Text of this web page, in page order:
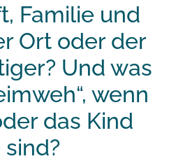
Familie und
Ort oder der
Und was
wenn
das Kind